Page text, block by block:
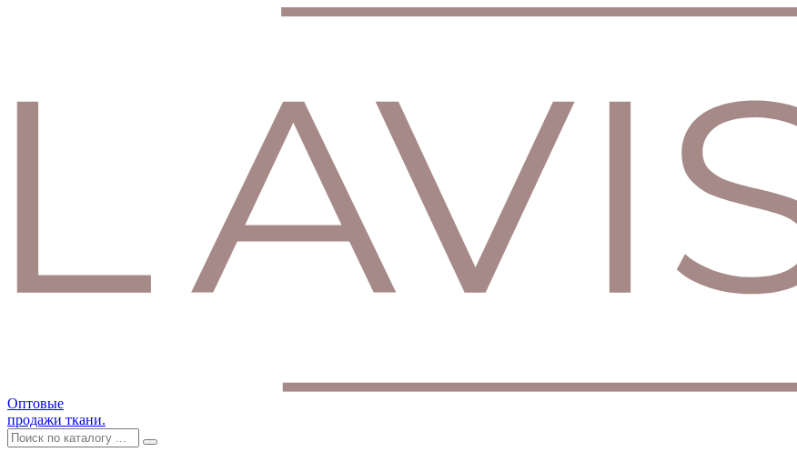
Оптовые
продажи ткани.